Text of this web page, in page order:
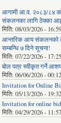
आगामी आ.व. २०८३/८४
संकलनका लागि ठेक्का
मिति: 08/03/2026 - 16:59
आन्तरिक आय संकलनको
सम्बन्धि ७ दिने सूचना!
मिति: 07/22/2026 - 17:25
बोल पत्र स्वीकृत गर्ने
मिति: 06/06/2026 - 00:12
Invitation for Online
मिति: 05/13/2026 - 19:32
Invitation for online
मिति: 04/29/2026 - 11:57